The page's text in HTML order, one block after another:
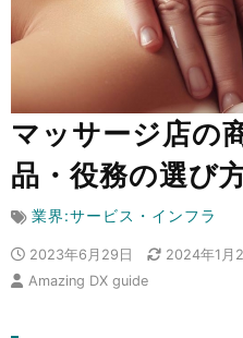
マッサージ店の
品・役務の選び
業界:サービス・インフラ
2023年6月29日
2024年1月
Amazing DX guide